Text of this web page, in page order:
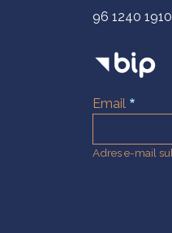
96 1240
Email
Adres e-mail